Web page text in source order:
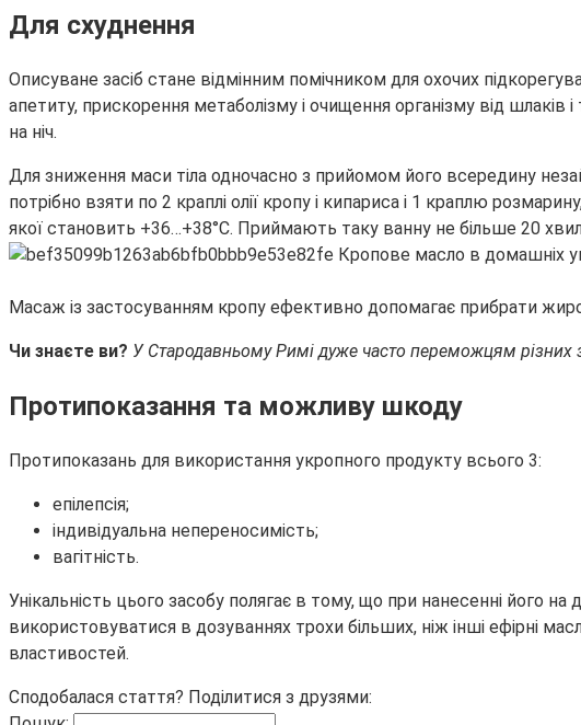
Для схуднення
Описуване засіб стане відмінним помічником для охочих
апетиту, прискорення метаболізму і очищення організму від шлаків
на ніч.
Для зниження маси тіла одночасно з прийомом його всередину
потрібно взяти по 2 краплі олії кропу і кипариса і 1 краплю
якої становить +36…+38°C. Приймають таку ванну не більше 20
Масаж із застосуванням кропу ефективно допомагає прибрати
Чи знаєте ви? У Стародавньому Римі дуже часто переможцям різних
Протипоказання та можливу шкоду
Протипоказань для використання укропного продукту всього 3:
епілепсія;
індивідуальна непереносимість;
вагітність.
Унікальність цього засобу полягає в тому, що при нанесенні його
використовуватися в дозуваннях трохи більших, ніж інші ефірні
властивостей.
Сподобалася стаття? Поділитися з друзями: